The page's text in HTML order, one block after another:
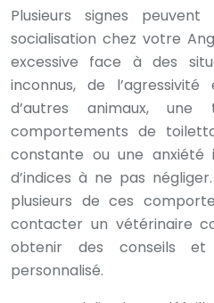
Plusieurs signes
socialisation chez votre
excessive face à des
inconnus, de
d’autres animaux, une
comportements de
constante ou une
d’indices à ne pas
plusieurs de ces
contacter un vétérinaire
obtenir des conseils et
personnalisé.